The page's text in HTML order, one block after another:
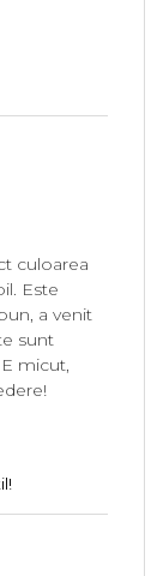
culoarea
Este
a venit
sunt
micut,